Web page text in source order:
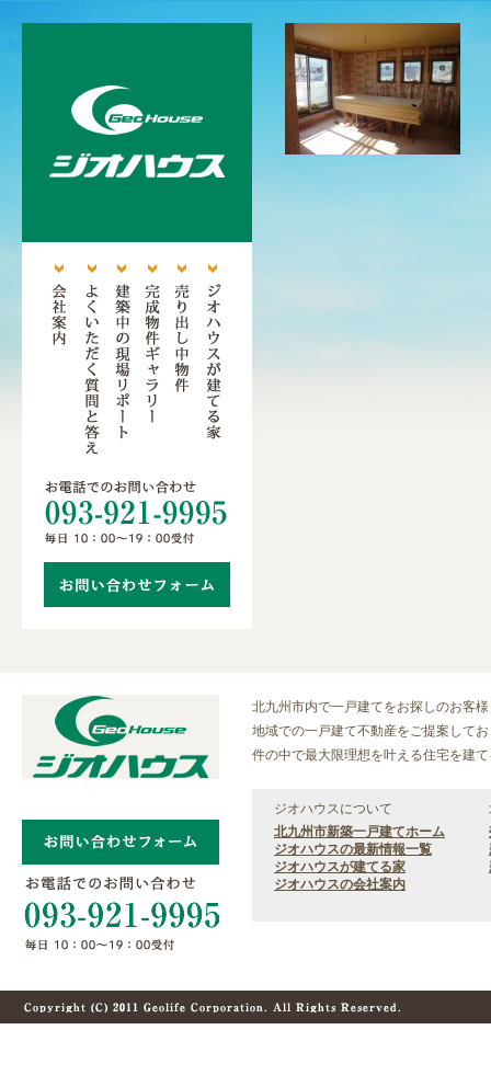
北九州市内で一戸建てをお探しのお客
地域での一戸建て不動産をご提案して
件の中で最大限理想を叶える住宅を建
ジオハウスについて
北九州市新築一戸建てホーム
ジオハウスの最新情報一覧
ジオハウスが建てる家
ジオハウスの会社案内